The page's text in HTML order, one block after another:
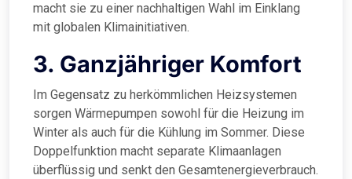
macht sie zu einer nachhaltigen Wahl im Einklang
mit globalen Klimainitiativen.
3. Ganzjähriger Komfort
Im Gegensatz zu herkömmlichen Heizsystemen
sorgen Wärmepumpen sowohl für die Heizung im
Winter als auch für die Kühlung im Sommer. Diese
Doppelfunktion macht separate Klimaanlagen
überflüssig und senkt den Gesamtenergieverbrauch.